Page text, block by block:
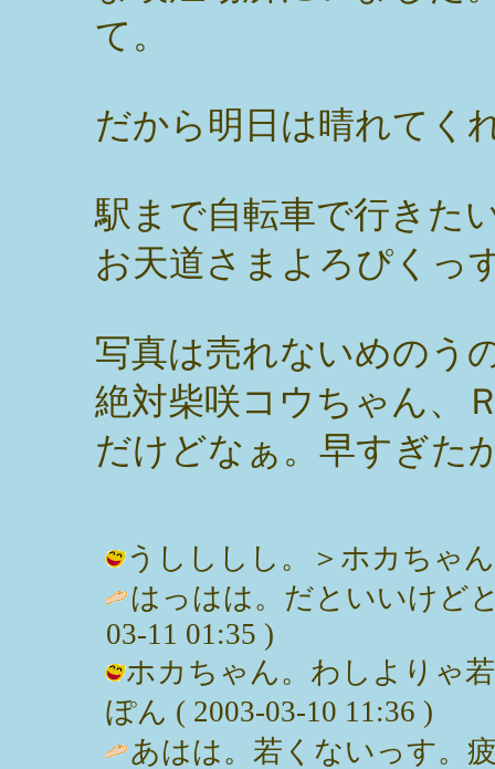
て。
だから明日は晴れてく
駅まで自転車で行きた
お天道さまよろぴくっ
写真は売れないめのう
絶対柴咲コウちゃん、
だけどなぁ。早すぎた
うしししし。＞ホカちゃ
はっはは。だといいけど
03-11 01:35 )
ホカちゃん。わしよりゃ
ぽん ( 2003-03-10 11:36 )
あはは。若くないっす。